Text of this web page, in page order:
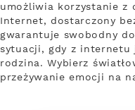
umożliwia korzystanie
Internet, dostarczony
gwarantuje swobodny
sytuacji, gdy z internetu
rodzina. Wybierz
przeżywanie emocji na